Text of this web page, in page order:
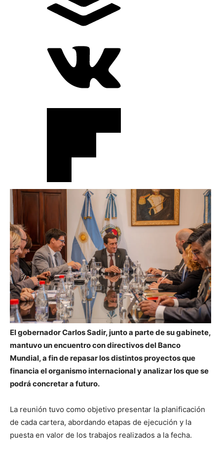
El gobernador Carlos Sadir, junto a parte de su gabinete,
mantuvo un encuentro con directivos del Banco
Mundial, a fin de repasar los distintos proyectos que
financia el organismo internacional y analizar los que se
podrá concretar a futuro.
La reunión tuvo como objetivo presentar la planificación
de cada cartera, abordando etapas de ejecución y la
puesta en valor de los trabajos realizados a la fecha.